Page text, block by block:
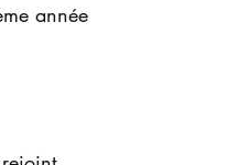
année